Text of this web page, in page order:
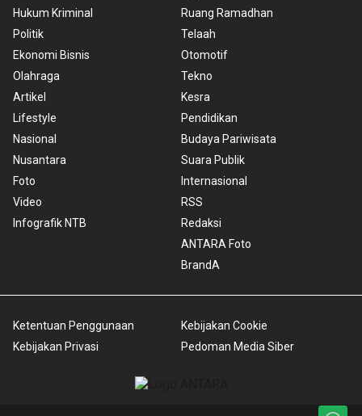
Hukum Kriminal
Politik
Ekonomi Bisnis
Olahraga
Artikel
Lifestyle
Nasional
Nusantara
Foto
Video
Infografik NTB
Ruang Ramadhan
Telaah
Otomotif
Tekno
Kesra
Pendidikan
Budaya Pariwisata
Suara Publik
Internasional
RSS
Redaksi
ANTARA Foto
BrandA
Ketentuan Penggunaan
Kebijakan Privasi
Kebijakan Cookie
Pedoman Media Siber